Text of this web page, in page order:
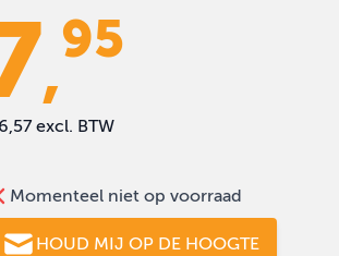
,
95
excl. BTW
Momenteel niet op voorraad
HOUD MIJ OP DE HOOGTE